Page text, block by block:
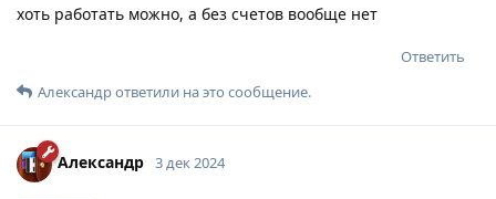
хоть работать можно, а без счетов вообще нет
Ответить
Александрответили на это сообщение.
Александр 3 дек 2024